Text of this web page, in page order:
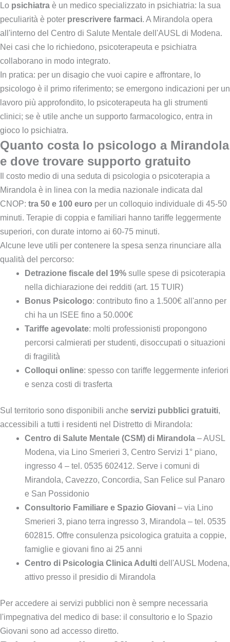
Lo psichiatra è un medico specializzato in psichiatria: la sua
peculiarità è poter prescrivere farmaci. A Mirandola opera
all'interno del Centro di Salute Mentale dell'AUSL di Modena.
Nei casi che lo richiedono, psicoterapeuta e psichiatra
collaborano in modo integrato.
In pratica: per un disagio che vuoi capire e affrontare, lo
psicologo è il primo riferimento; se emergono indicazioni per un
lavoro più approfondito, lo psicoterapeuta ha gli strumenti
clinici; se è utile anche un supporto farmacologico, entra in
gioco lo psichiatra.
Quanto costa lo psicologo a Mirandola
e dove trovare supporto gratuito
Il costo medio di una seduta di psicologia o psicoterapia a
Mirandola è in linea con la media nazionale indicata dal
CNOP: tra 50 e 100 euro per un colloquio individuale di 45-50
minuti. Terapie di coppia e familiari hanno tariffe leggermente
superiori, con durate intorno ai 60-75 minuti.
Alcune leve utili per contenere la spesa senza rinunciare alla
qualità del percorso:
Detrazione fiscale del 19% sulle spese di psicoterapia
nella dichiarazione dei redditi (art. 15 TUIR)
Bonus Psicologo: contributo fino a 1.500€ all'anno per
chi ha un ISEE fino a 50.000€
Tariffe agevolate: molti professionisti propongono
percorsi calmierati per studenti, disoccupati o situazioni
di fragilità
Colloqui online: spesso con tariffe leggermente inferiori
e senza costi di trasferta
Sul territorio sono disponibili anche servizi pubblici gratuiti,
accessibili a tutti i residenti nel Distretto di Mirandola:
Centro di Salute Mentale (CSM) di Mirandola – AUSL
Modena, via Lino Smerieri 3, Centro Servizi 1° piano,
ingresso 4 – tel. 0535 602412. Serve i comuni di
Mirandola, Cavezzo, Concordia, San Felice sul Panaro
e San Possidonio
Consultorio Familiare e Spazio Giovani – via Lino
Smerieri 3, piano terra ingresso 3, Mirandola – tel. 0535
602815. Offre consulenza psicologica gratuita a coppie,
famiglie e giovani fino ai 25 anni
Centro di Psicologia Clinica Adulti dell'AUSL Modena,
attivo presso il presidio di Mirandola
Per accedere ai servizi pubblici non è sempre necessaria
l'impegnativa del medico di base: il consultorio e lo Spazio
Giovani sono ad accesso diretto.